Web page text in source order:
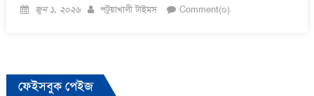
Posted
জুন ১, ২০২৬ Author
পটুয়াখালী টাইমস Comment(০)
ফেইসবুক পেইজ